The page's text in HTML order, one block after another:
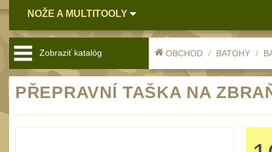
NOŽE A MULTITOOLY
Zobraziť katalóg OBCHOD BATOHY
PŘEPRAVNÍ TAŠKA NA